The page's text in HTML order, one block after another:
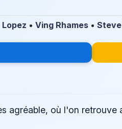
• Ving Rhames •
agréable, où l'on retrouve